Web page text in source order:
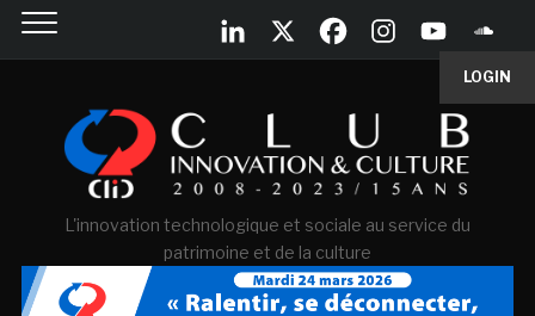
LOGIN
L'innovation technologique et sociale au service du
patrimoine et de la culture